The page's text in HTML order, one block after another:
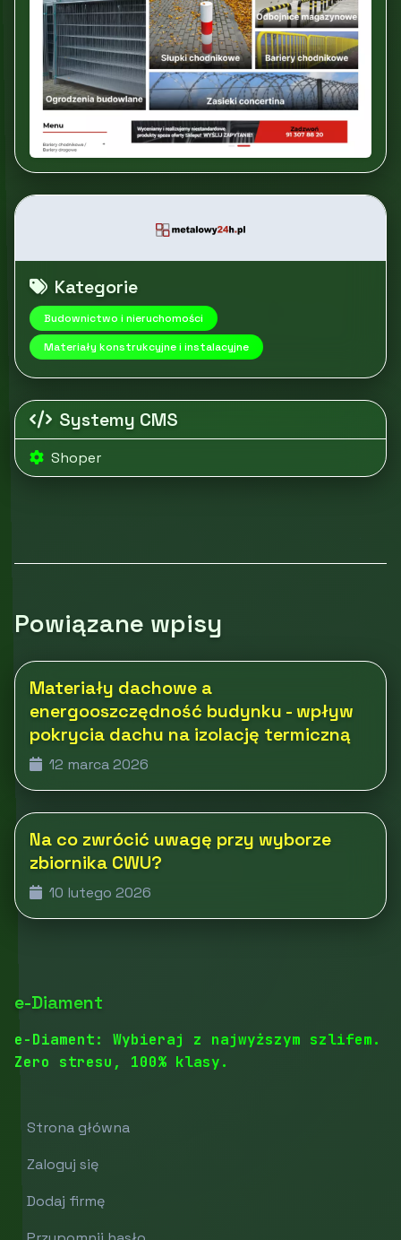
Kategorie
Budownictwo i nieruchomości
Materiały konstrukcyjne i instalacyjne
Systemy CMS
Shoper
Powiązane wpisy
Materiały dachowe a
energooszczędność budynku - wpływ
pokrycia dachu na izolację termiczną
12 marca 2026
Na co zwrócić uwagę przy wyborze
zbiornika CWU?
10 lutego 2026
e-Diament
e-Diament: Wybieraj z najwyższym szlifem.
Zero stresu, 100% klasy.
Strona główna
Zaloguj się
Dodaj firmę